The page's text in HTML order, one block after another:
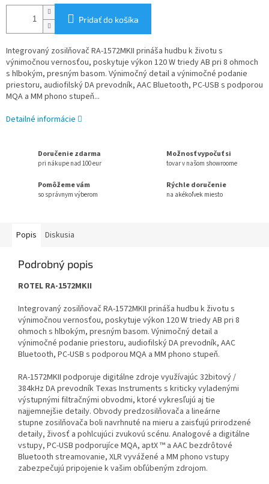
Pridať do košíka
Integrovaný zosilňovač RA-1572MKII prináša hudbu k životu s
výnimočnou vernosťou, poskytuje výkon 120 W triedy AB pri 8 ohmoch
s hlbokým, presným basom. Výnimočný detail a výnimočné podanie
priestoru, audiofilský DA prevodník, AAC Bluetooth, PC-USB s podporou
MQA a MM phono stupeň...
Detailné informácie
Doručenie zdarma
pri nákupe nad 100 eur
Možnosť vypočuť si
tovar v našom showroome
Pomôžeme vám
so správnym výberom
Rýchle doručenie
na akékoľvek miesto
Popis Diskusia
Podrobný popis
ROTEL RA-1572MKII
Integrovaný zosilňovač RA-1572MKII prináša hudbu k životu s
výnimočnou vernosťou, poskytuje výkon 120 W triedy AB pri 8
ohmoch s hlbokým, presným basom. Výnimočný detail a
výnimočné podanie priestoru, audiofilský DA prevodník, AAC
Bluetooth, PC-USB s podporou MQA a MM phono stupeň.
RA-1572MKII podporuje digitálne zdroje využívajúc 32bitový /
384kHz DA prevodník Texas Instruments s kriticky vyladenými
výstupnými filtračnými obvodmi, ktoré vykresľujú aj tie
najjemnejšie detaily. Obvody predzosilňovača a lineárne
stupne zosilňovača boli navrhnuté na mieru a zaisťujú prirodzené
detaily, živosť a pohlcujúci zvukovú scénu. Analogové a digitálne
vstupy, PC-USB podporujíce MQA, aptX ™ a AAC bezdrôtové
Bluetooth streamovanie, XLR vyvážené a MM phono vstupy
zabezpečujú pripojenie k vašim obľúbeným zdrojom.